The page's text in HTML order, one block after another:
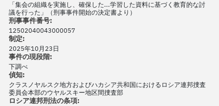
「集会の組織を実施し、確保した...学習した資料に基づく教育的な討
議を行った」（刑事事件開始の決定書より）
刑事事件番号:
12502040043000057
制定:
2025年10月23日
事件の現段階:
下調べ
偵知:
クラスノヤルスク地方およびハカシア共和国におけるロシア連邦捜査
委員会本部のウヤルスキー地区間捜査部
ロシア連邦刑法の条項: